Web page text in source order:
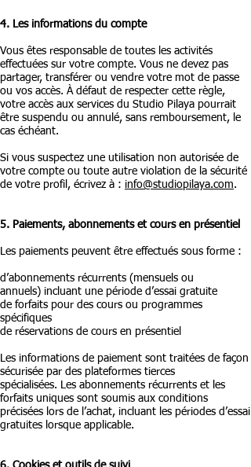
4. Les informations du compte
Vous êtes responsable de toutes les activités
effectuées sur votre compte. Vous ne devez pas
partager, transférer ou vendre votre mot de passe
ou vos accès. À défaut de respecter cette règle,
votre accès aux services du Studio Pilaya pourrait
être suspendu ou annulé, sans remboursement, le
cas échéant.
Si vous suspectez une utilisation non autorisée de
votre compte ou toute autre violation de la sécurité
de votre profil, écrivez à : info@studiopilaya.com.
5. Paiements, abonnements et cours en présentiel
Les paiements peuvent être effectués sous forme :
d’abonnements récurrents (mensuels ou
annuels) incluant une période d’essai gratuite
de forfaits pour des cours ou programmes
spécifiques
de réservations de cours en présentiel
Les informations de paiement sont traitées de façon
sécurisée par des plateformes tierces
spécialisées. Les abonnements récurrents et les
forfaits uniques sont soumis aux conditions
précisées lors de l’achat, incluant les périodes d’essai
gratuites lorsque applicable.